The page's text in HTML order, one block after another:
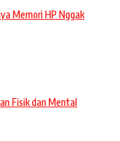
Memori HP Nggak
Fisik dan Mental